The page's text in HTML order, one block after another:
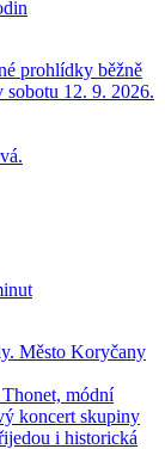
prohlídky běžně
sobotu 12. 9. 2026.
Město Koryčany
módní
koncert skupiny
i historická